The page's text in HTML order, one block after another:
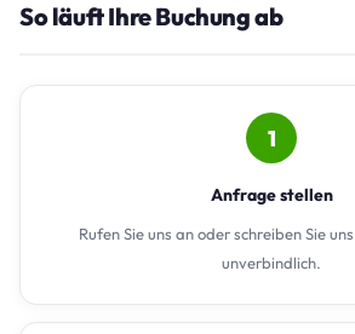
So läuft Ihre Buchung ab
1
Anfrage stellen
Rufen Sie uns an oder schreiben Sie
unverbindlich.